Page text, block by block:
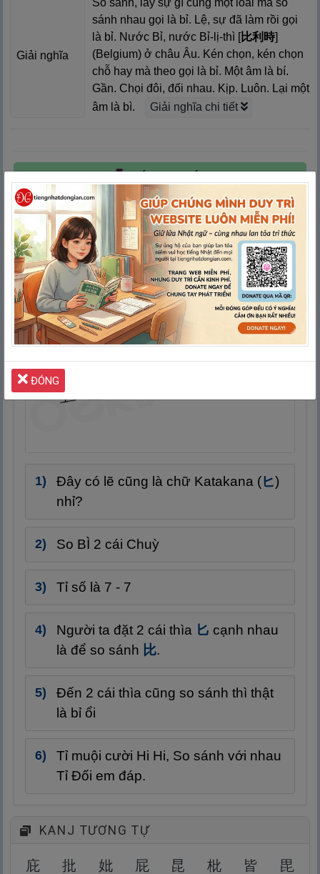
Giải nghĩa
sánh nhau gọi là bỉ. Lệ, sự đã làm rồi gọi
là bỉ. Nước Bỉ, nước Bỉ-lị-thì [比利
Nghĩa: Nhanh nhẩu, lợi ích,
công dụng
時]
(Belgium) ở châu Âu. Kén chọn, kén chọn
chỗ hay mà theo gọi là bỉ. Một âm là bí.
Gần. Chọi đôi, đối nhau. Kịp. Luôn. Lại một
âm là bì.
Giải nghĩa chi tiết
GIẢI NGHĨA CHI TIẾT
VÍ DỤ
VÍ DỤ THEO ÂM ON/KUN
MẸO NHỚ NHANH
Đây có lẽ cũng là chữ Katakana (ヒ)
nhỉ?
So BÌ 2 cái Chuỳ
Tỉ số là 7 - 7
Người ta đặt 2 cái thìa 匕 cạnh nhau
là để so sánh 比.
Đến 2 cái thìa cũng so sánh thì thật
là bỉ ổi
Tỉ muội cười Hi Hi, So sánh với nhau
Tỉ Đối em đáp.
KANJ TƯƠNG TỰ
庇 批 妣 屁 昆 枇 皆
毘
ĐÓNG